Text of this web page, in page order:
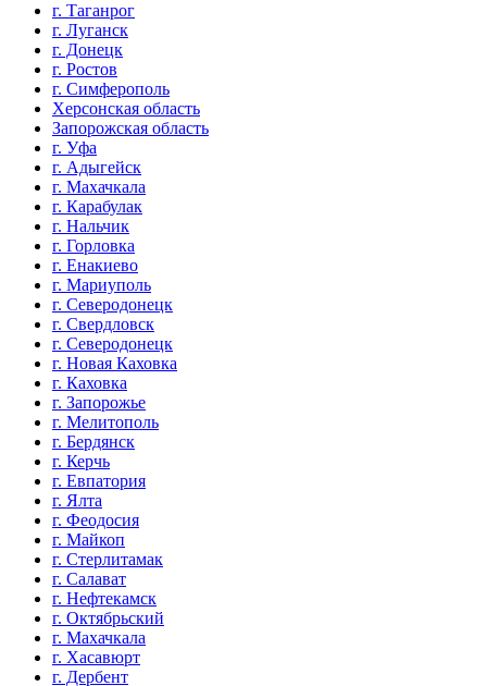
г. Таганрог
г. Луганск
г. Донецк
г. Ростов
г. Симферополь
Херсонская область
Запорожская область
г. Уфа
г. Адыгейск
г. Махачкала
г. Карабулак
г. Нальчик
г. Горловка
г. Енакиево
г. Мариуполь
г. Северодонецк
г. Свердловск
г. Северодонецк
г. Новая Каховка
г. Каховка
г. Запорожье
г. Мелитополь
г. Бердянск
г. Керчь
г. Евпатория
г. Ялта
г. Феодосия
г. Майкоп
г. Стерлитамак
г. Салават
г. Нефтекамск
г. Октябрьский
г. Махачкала
г. Хасавюрт
г. Дербент